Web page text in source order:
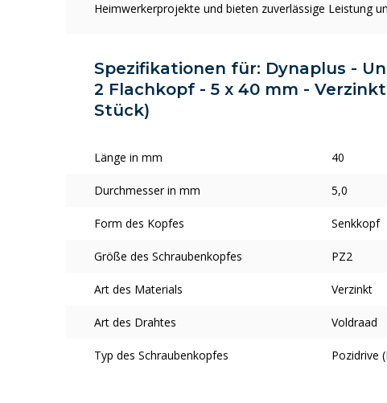
Heimwerkerprojekte und bieten zuverlässige Leistung
Spezifikationen für: Dynaplus -
2 Flachkopf - 5 x 40 mm -
Stück)
Länge in mm 40
Durchmesser in mm 5,0
Form des Kopfes Senkkopf
Größe des Schraubenkopfes PZ2
Art des Materials Verzinkt
Art des Drahtes Voldraad
Typ des Schraubenkopfes Pozidrive